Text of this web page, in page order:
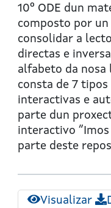
Xa
-
ODE
10:
CH,
LL,
NH
10º ODE dun
composto por un
consolidar a
directas e
alfabeto da nosa
consta de 7
interactivas e
parte dun
interactivo
parte deste
Visualizar